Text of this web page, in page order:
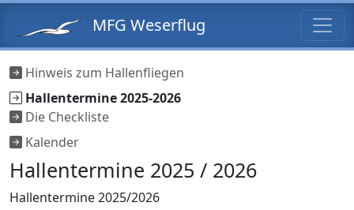
MFG Weserflug
Hallentermine 2025 / 2026
Hallentermine 2025/2026
Hinweis zum Hallenfliegen
Hallentermine 2025-2026
Die Checkliste
Kalender